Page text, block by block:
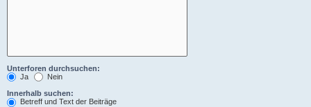
Unterforen durchsuchen:
Ja
Nein
Innerhalb suchen:
Betreff und Text der Beiträge